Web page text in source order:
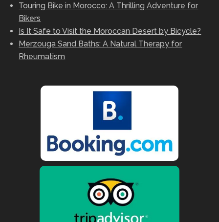
Touring Bike in Morocco: A Thrilling Adventure for
Bikers
Is It Safe to Visit the Moroccan Desert by Bicycle?
Merzouga Sand Baths: A Natural Therapy for
Rheumatism